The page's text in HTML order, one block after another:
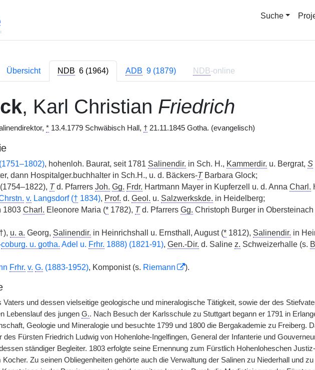
Suche
Übersicht NDB 6 (1964) ADB 9 (1879) NDB-online
, Karl Christian Friedrich
*13.4.1779 Schwäbisch Hall, †21.11.1845 Gotha. (evangelisch)
(1751–1802), hohenloh. Baurat, seit 1781 Salinendir. in Sch. H., Kammerdir. u. Bergrat, S
dann Hospitalger.buchhalter in Sch.H., u. d. Bäckers-TBarbara Glock;
Td. Pfarrers Joh. Gg. Frdr. Hartmann Mayer in Kupferzell u. d. Anna Charl.
v. Langsdorf († 1834), Prof. d. Geol. u. Salzwerkskde. in Heidelberg;
1803 Charl. Eleonore Maria (*1782), Td. Pfarrers Gg. Christoph Burger in Obersteinach
u. a. Georg, Salinendir. in Heinrichshall u. Ernsthall, August (*1812), Salinendir. in
coburg. u. gotha. Adel u. Frhr. 1888) (1821-91), Gen.-Dir. d. Saline z. Schweizerhalle (s.
Frhr. v. G. (1883-1952), Komponist (s. Riemann ).
Vaters und dessen vielseitige geologische und mineralogische Tätigkeit, sowie der des
Lebenslauf des jungen G.. Nach Besuch der Karlsschule zu Stuttgart begann er 1791 in
Geologie und Mineralogie und besuchte 1799 und 1800 die Bergakademie zu Freiberg.
des Fürsten Friedrich Ludwig von Hohenlohe-Ingelfingen, General der Infanterie und
ständiger Begleiter. 1803 erfolgte seine Ernennung zum Fürstlich Hohenloheschen
Kocher. Zu seinen Obliegenheiten gehörte auch die Verwaltung der Salinen zu Niederhall und